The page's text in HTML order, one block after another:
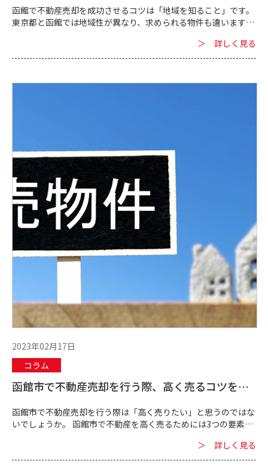
函館で不動産売却を成功させるコツは「地域を知ること」です。
東京都と函館では地域性が異なり、求められる物件も違います。
＞ 詳しく見る
2023年02月17日
コラム
函館市で不動産売却を行う際、高く売るコツを紹
函館市で不動産売却を行う際は「高く売りたい」と思うのではな
いでしょうか。 函館市で不動産を高く売るためには3つの要素が
＞ 詳しく見る